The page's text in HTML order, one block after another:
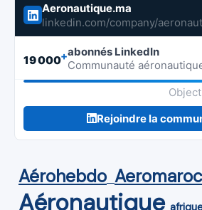
Aeronautique.ma
linkedin.com/company/
19 000+abonnés LinkedIn
Communauté
Rejoindre la
Aérohebdo Aeromaroc
Aéronautique